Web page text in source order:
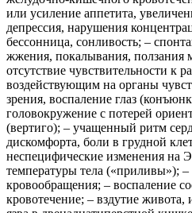
или усиление аппетита,
депрессия, нарушения
бессонница, сонливость; ‒
жжения, покалывания, ползания
отсутствие чувствительности к
воздействующим на органы
зрения, воспаление глаз
головокружение с потерей
(вертиго); ‒ учащенный ритм
дискомфорта, боли в грудной
неспецифические изменения на
температуры тела («приливы»);
кровообращения; ‒ воспаление
кровотечение; ‒ вздутие живота,